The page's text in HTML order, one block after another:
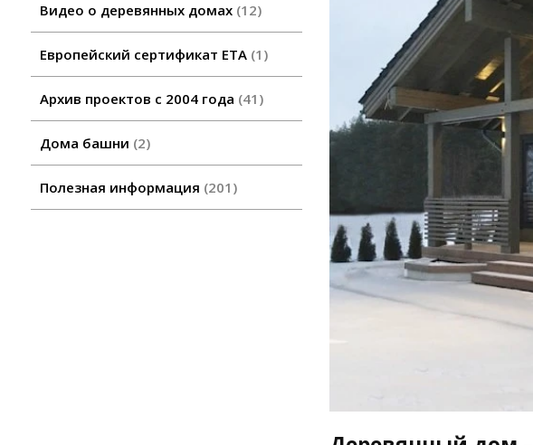
Видео о деревянных домах 12
Европейский сертификат ETA 1
Архив проектов с 2004 года 41
Дома башни 2
Полезная информация 201